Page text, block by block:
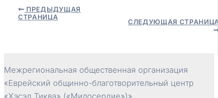
Навигация
ПРЕДЫДУЩАЯ
СТРАНИЦА
СЛЕДУЮЩАЯ
Межрегиональная общественная организация
«Еврейский общинно-благотворительный центр